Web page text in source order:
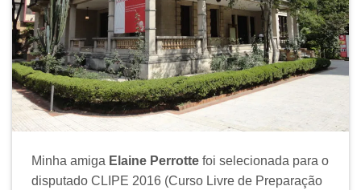
Minha amiga Elaine Perrotte foi selecionada para o
disputado CLIPE 2016 (Curso Livre de Preparação